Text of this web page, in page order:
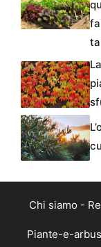
Chi siamo -
Piante-e-